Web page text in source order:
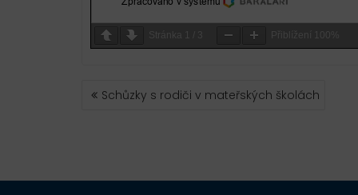
Stránka 3 Přiblížení
NAVIGACE
PROSchůzky s rodiči v mateřských školách